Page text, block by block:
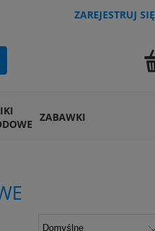
ZAREJESTRUJ SIĘ
ZABAWKI